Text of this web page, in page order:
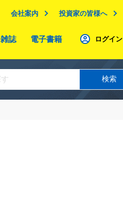
会社案内 投資家の皆様へ
雑誌 電子書籍 ログイン
検索